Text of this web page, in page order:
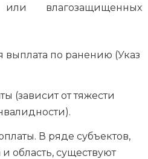
влагозащищенных
по ранению (Указ
(зависит от тяжести
В ряде субъектов,
область, существуют